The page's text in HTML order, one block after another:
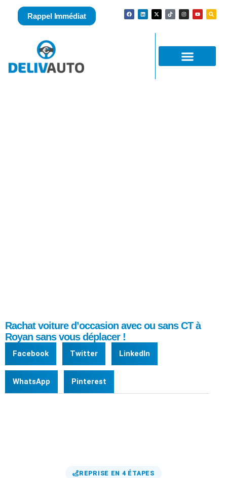
Rappel Immédiat
Rachat voiture d’occasion avec ou sans CT à
Royan sans vous déplacer !
Facebook Twitter LinkedIn
WhatsApp Pinterest
REPRISE EN 4 ÉTAPES